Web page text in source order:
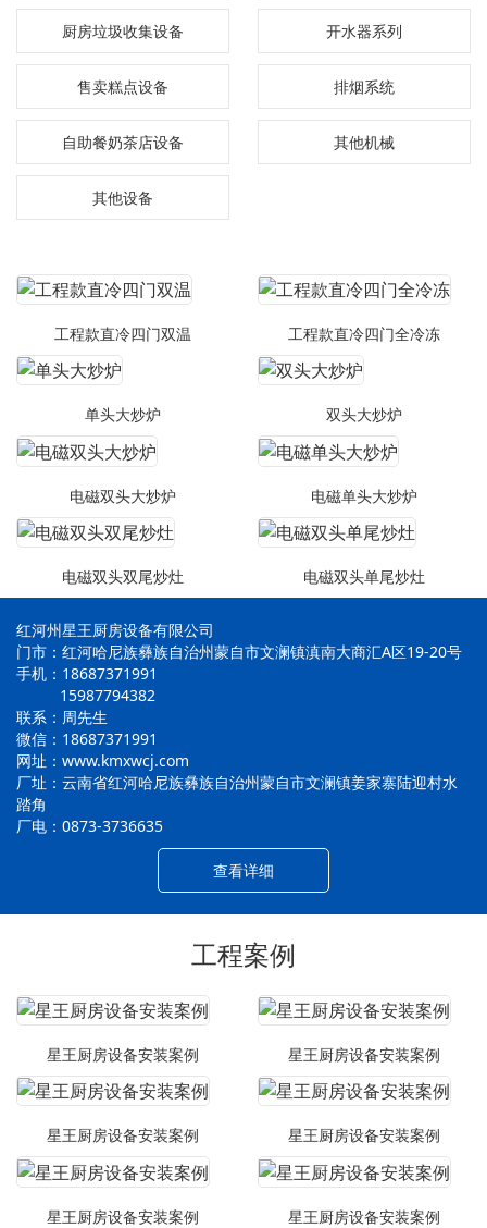
厨房垃圾收集设备 开水器系列
售卖糕点设备 排烟系统
自助餐奶茶店设备 其他机械
其他设备
工程款直冷四门双温 工程款直冷四门全冷冻
单头大炒炉 双头大炒炉
电磁双头大炒炉 电磁单头大炒炉
电磁双头双尾炒灶 电磁双头单尾炒灶
红河州星王厨房设备有限公司
门市：红河哈尼族彝族自治州蒙自市文澜镇滇南大商汇A区19-20号
手机：18687371991
15987794382
联系：周先生
微信：18687371991
网址：www.kmxwcj.com
厂址：云南省红河哈尼族彝族自治州蒙自市文澜镇姜家寨陆迎村水
踏角
厂电：0873-3736635
查看详细
工程案例
星王厨房设备安装案例 星王厨房设备安装案例
星王厨房设备安装案例 星王厨房设备安装案例
星王厨房设备安装案例 星王厨房设备安装案例